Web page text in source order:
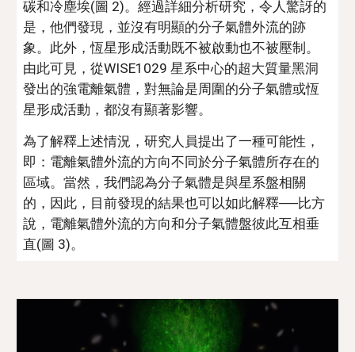
碳和冷塵埃(圖 2)。經過詳細分析研究，令人驚訝的
是，他們發現，並沒有明顯的分子氣體外流的跡
象。此外，恆星形成活動既不被啟動也不被壓制。
由此可見，從WISE1029 星系中心的超大質量黑洞
發出的強電離氣體，對無論是周圍的分子氣體或恆
星形成活動，都沒有顯著影響。
為了解釋上述情況，研究人員提出了一種可能性，
即：電離氣體外流的方向不同於分子氣體所存在的
區域。當然，我們認為分子氣體是與星系盤相關
的，因此，目前發現的結果也可以如此解釋──比方
說，電離氣體外流的方向和分子氣體盤彼此互相垂
直(圖 3)。